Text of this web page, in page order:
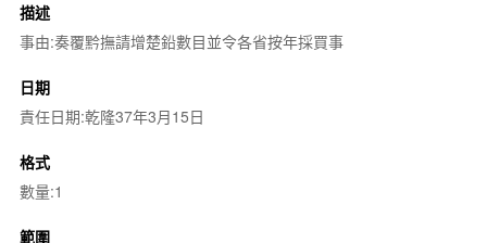
描述
事由:奏覆黔撫請增楚鉛數目並令各省按年採買事
日期
責任日期:乾隆37年3月15日
格式
數量:1
範圍